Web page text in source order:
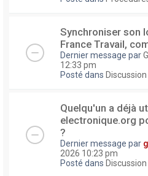
Synchroniser son
France Travail,
Dernier message par
12:33 pm
Posté dans
Quelqu'un a déjà
electronique.org
?
Dernier message par
2026 10:23 pm
Posté dans